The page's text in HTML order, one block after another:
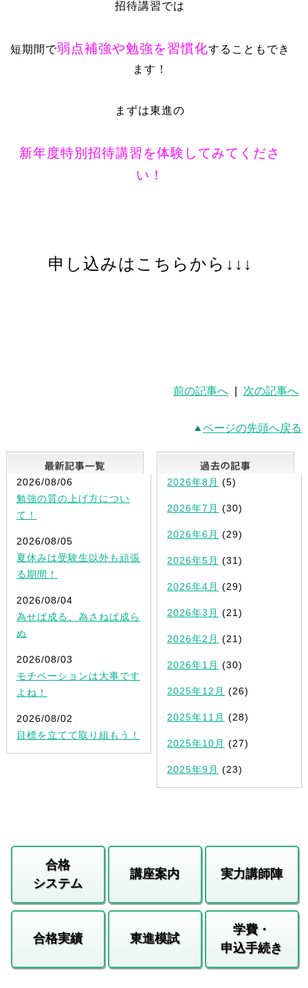
招待講習では
短期間で弱点補強や勉強を習慣化することもでき
ます！
まずは東進の
新年度特別招待講習を体験してみてくださ
い！
申し込みはこちらから↓↓↓
前の記事へ 次の記事へ
ページの先頭へ戻る
最新記事一覧
2026/08/06
勉強の質の上げ方につい
て！
2026/08/05
夏休みは受験生以外も頑張
る期間！
2026/08/04
為せば成る、為さねば成ら
ぬ
2026/08/03
モチベーションは大事です
よね！
2026/08/02
目標を立てて取り組もう！
2026年8月 (5)
2026年7月 (30)
2026年6月 (29)
2026年5月 (31)
2026年4月 (29)
2026年3月 (21)
2026年2月 (21)
2026年1月 (30)
2025年12月 (26)
2025年11月 (28)
2025年10月 (27)
2025年9月 (23)
合格
システム
講座案内 実力講師陣
合格実績 東進模試
学費・
申込手続き